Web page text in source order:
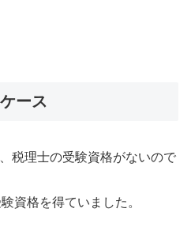
ース
税理士の受験資格がないので
資格を得ていました。